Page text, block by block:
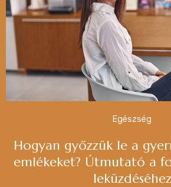
Egészség
Hogyan győzzük le a
emlékeket? Útmutató a
leküzdéséhez